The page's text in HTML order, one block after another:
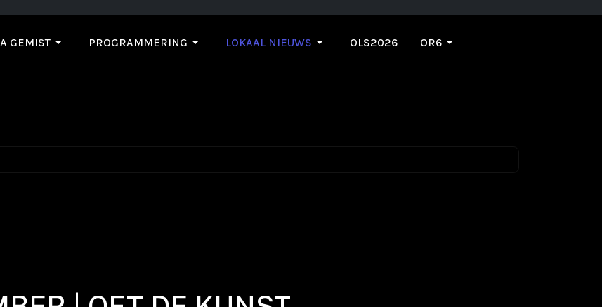
GEMIST PROGRAMMERING LOKAAL NIEUWS OLS2026 OR6